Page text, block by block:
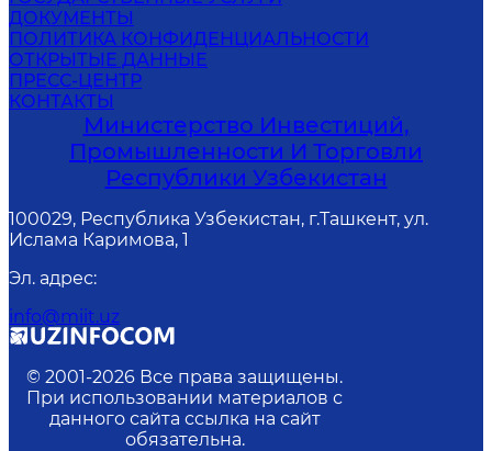
ДОКУМЕНТЫ
ПОЛИТИКА КОНФИДЕНЦИАЛЬНОСТИ
ОТКРЫТЫЕ ДАННЫЕ
ПРЕСС-ЦЕНТР
КОНТАКТЫ
Министерство Инвестиций,
Промышленности И Торговли
Республики Узбекистан
100029, Республика Узбекистан, г.Ташкент, ул.
Ислама Каримова, 1
Эл. адрес:
info@miit.uz
© 2001-2026 Все права защищены.
При использовании материалов с
данного сайта ссылка на сайт
обязательна.